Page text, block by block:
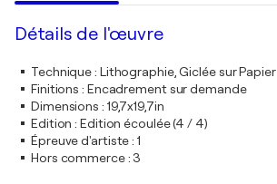
Détails de l'œuvre
Technique: Lithographie, Giclée sur Papier
Finitions : Encadrement sur demande
Dimensions : 19,7x19,7in
Edition :Edition écoulée (4 / 4)
Épreuve d'artiste:1
Hors commerce: 3